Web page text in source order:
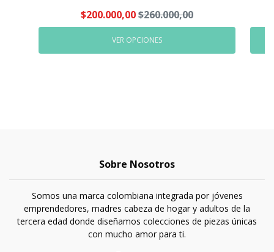
$200.000,00$260.000,00
VER OPCIONES
Sobre Nosotros
Somos una marca colombiana integrada por jóvenes
emprendedores, madres cabeza de hogar y adultos de la
tercera edad donde diseñamos colecciones de piezas únicas
con mucho amor para ti.